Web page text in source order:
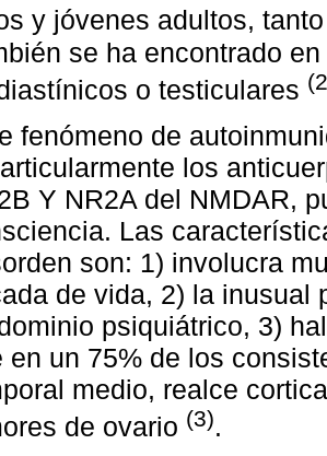
y jóvenes adultos,
se ha encontrado
o testiculares
fenómeno de
los
Y NR2A del NMDAR,
Las
son: 1) involucra
de vida, 2) la inusual
psiquiátrico, 3)
en un 75% de los
medio, realce
de ovario (3).